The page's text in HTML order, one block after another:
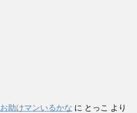
助けマンいるかな に とっこ より